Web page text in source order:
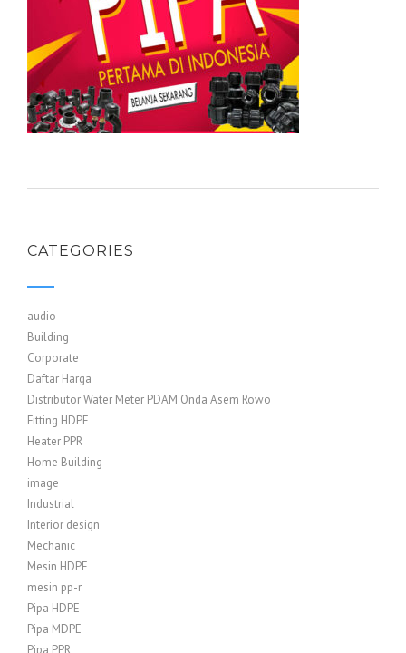
CATEGORIES
audio
Building
Corporate
Daftar Harga
Distributor Water Meter PDAM Onda Asem Rowo
Fitting HDPE
Heater PPR
Home Building
image
Industrial
Interior design
Mechanic
Mesin HDPE
mesin pp-r
Pipa HDPE
Pipa MDPE
Pipa PPR